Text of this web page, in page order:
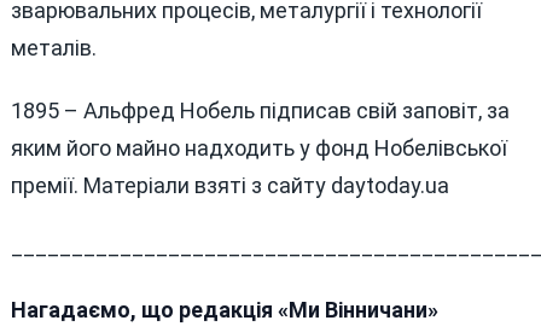
зварювальних процесів, металургії і технології
металів.
1895 – Альфред Нобель підписав свій заповіт, за
яким його майно надходить у фонд Нобелівської
премії. Матеріали взяті з сайту daytoday.ua
Нагадаємо, що редакція «Ми Вінничани»